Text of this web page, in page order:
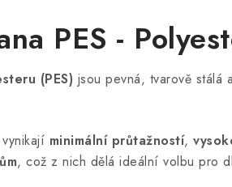
PES -
(PES) jsou pevná, tvarově stálá
minimální průtažností,
, což z nich dělá ideální volbu pro